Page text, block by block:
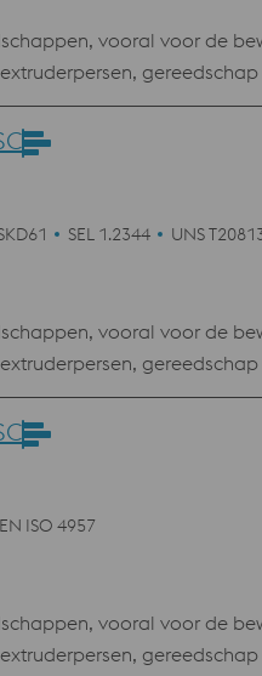
vooral voor de
nieten en bouten.
SEL 1.2344 UNS
vooral voor de
nieten en bouten.
EN ISO 4957
vooral voor de